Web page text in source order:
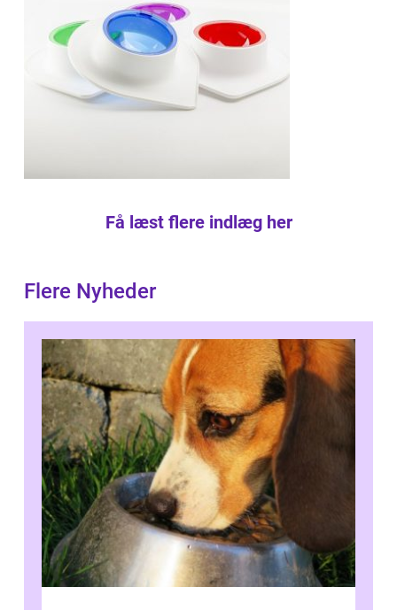
Få læst flere indlæg her
Flere Nyheder